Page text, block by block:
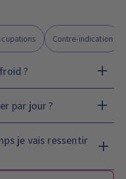
Contre-indication
?
par jour ?
je vais ressentir